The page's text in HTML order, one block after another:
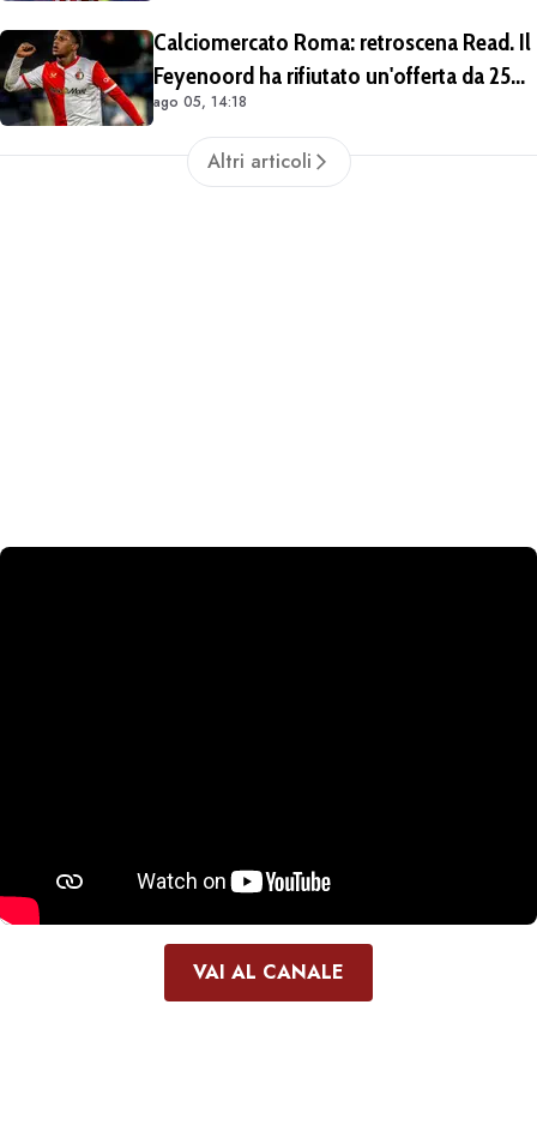
Calciomercato Roma: retroscena Read. Il
Feyenoord ha rifiutato un'offerta da 25
milioni di euro più 4 di bonus
ago 05, 14:18
Altri articoli
VAI AL CANALE